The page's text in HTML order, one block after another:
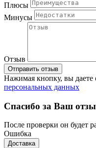
Плюсы
Минусы
Отзыв
Отправить отзыв
Нажимая кнопку, вы даете
персональных данных
Спасибо за Ваш
После проверки он будет
Ошибка
Доставка